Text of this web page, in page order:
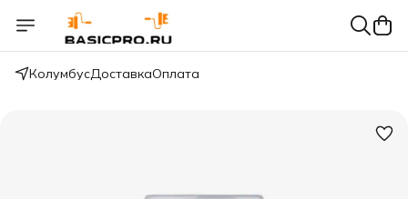
КолумбусДоставкаОплата